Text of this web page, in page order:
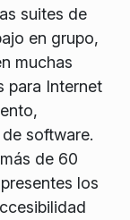
suites de
en grupo,
muchas
para Internet
software.
de 60
los